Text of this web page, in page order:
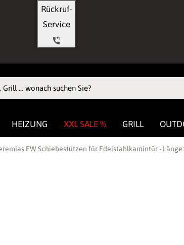
Rückruf-
HEIZUNG XXL SALE % GRILL
EW Schiebestutzen für Edelstahlkamintür -